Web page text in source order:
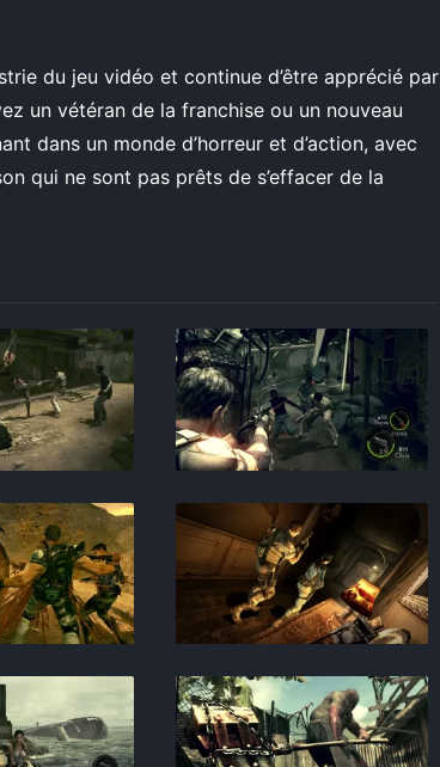
du jeu vidéo et continue d’être apprécié par
un vétéran de la franchise ou un nouveau
dans un monde d’horreur et d’action, avec
qui ne sont pas prêts de s’effacer de la